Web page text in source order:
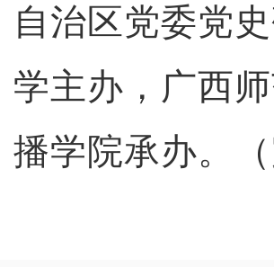
自治区党委党
学主办，广西
播学院承办。（